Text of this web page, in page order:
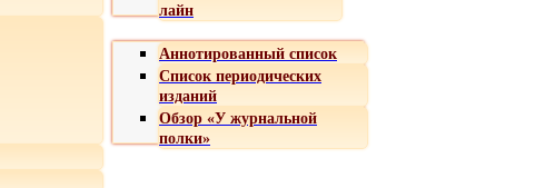
лайн
Аннотированный список
Список периодических
изданий
Обзор «У журнальной
полки»